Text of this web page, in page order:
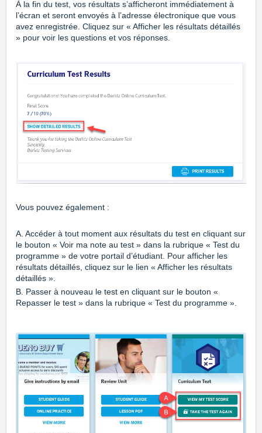
À la fin du test, vos résultats s’afficheront immédiatement à
l’écran et seront envoyés à l’adresse électronique que vous
avez enregistrée. Cliquez sur « Afficher les résultats détaillés
» pour voir les questions et vos réponses.
Vous pouvez également :
A. Accéder à tout moment aux résultats du test en cliquant sur
le bouton « Voir ma note au test » dans la rubrique « Test du
programme » de votre portail d’étudiant. Pour afficher les
résultats détaillés, cliquez sur le lien « Afficher les résultats
détaillés ».
B. Passer à nouveau le test en cliquant sur le bouton «
Repasser le test » dans la rubrique « Test du programme ».